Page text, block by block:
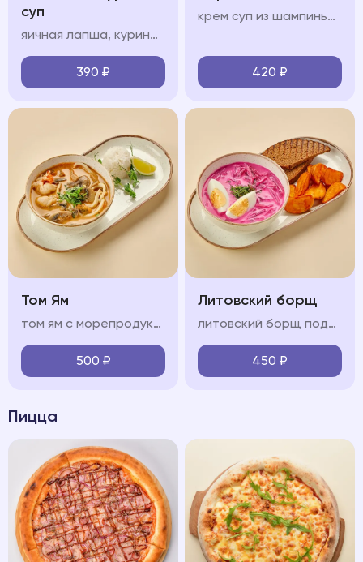
суп
яичная лапша, куриный бульон, филе цыпленка, куриное яйцо, зелень
390 ₽
крем суп из шампиньонов, сливки, чеснок, ухарики
420 ₽
Том Ям
том ям с морепродуктами на кокосовом молоке с кальмарами, креветкой, мидиями, грибами шиитаке и шампиньонами, подается с рисом
500 ₽
Литовский борщ
литовский борщ подается картофелем спайс и черным хлебом
450 ₽
Пицца